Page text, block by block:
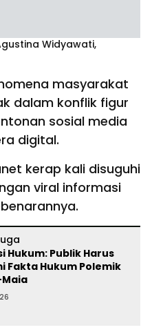
Widyawati,
masyarakat
dalam konflik figur
sosial media
digital.
kerap kali disuguhi
viral informasi
Hukum: Publik Harus
Fakta Hukum Polemik